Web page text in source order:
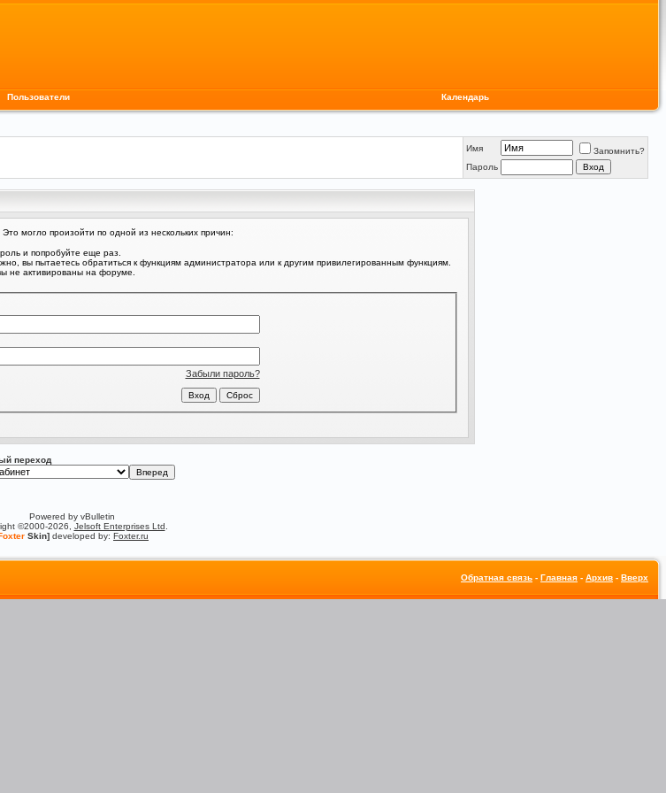
Пользователи Календарь
Имя
Запомнить?
Пароль
могло произойти по одной из нескольких причин:
и попробуйте еще раз.
вы пытаетесь обратиться к функциям администратора или к другим привилегированным функциям.
не активированы на форуме.
Забыли пароль?
переход
Powered by vBulletin
©2000-2026, Jelsoft Enterprises Ltd
Skin] developed by: Foxter.ru
Обратная связь - Главная - Архив - Вверх